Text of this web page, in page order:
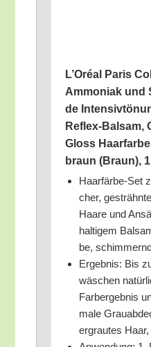
L’O­ré­al Paris
Ammo­ni­ak und
de
Reflex-Bal­sam,
Gloss
braun (Braun),
Haar­fär­be-Set
cher,
Haa­re und
hal­ti­gem
be,
Ergeb­nis: Bis
wä­schen
Farb­er­geb­nis
ma­le
ergrau­tes